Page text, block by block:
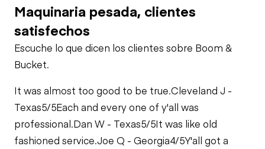
Cooling System
Hydraulics
Limited Function
Check
Maquinaria pesada, clientes
satisfechos
Escuche lo que dicen los clientes sobre Boom &
Bucket.
It was almost too good to be true.Cleveland J -
Texas5/5Each and every one of y'all was
professional.Dan W - Texas5/5It was like old
fashioned service.Joe Q - Georgia4/5Y'all got a